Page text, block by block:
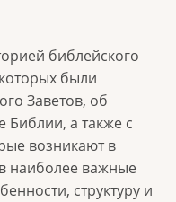
библейского
были
Заветов, об
Библии, а также с
возникают в
наиболее важные
структуру и